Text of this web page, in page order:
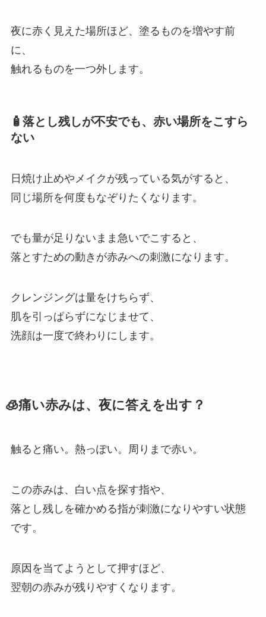
夜に赤く見えた場所ほど、塗るものを増やす前
に、
触れるものを一つ外します。
🧴落とし残しが不安でも、赤い場所をこすら
ない
日焼け止めやメイクが残っている気がすると、
同じ場所を何度もなぞりたくなります。
でも量が足りないまま急いでこすると、
落とすための動きが赤みへの刺激になります。
クレンジングは量をけちらず、
肌を引っぱらずになじませて、
洗顔は一度で終わりにします。
🧊痛い赤みは、夜に答えを出す？
触ると痛い。熱っぽい。周りまで赤い。
この赤みは、白い点を探す指や、
落とし残しを確かめる指が刺激になりやすい状態
です。
原因を当てようとして押すほど、
翌朝の赤みが残りやすくなります。